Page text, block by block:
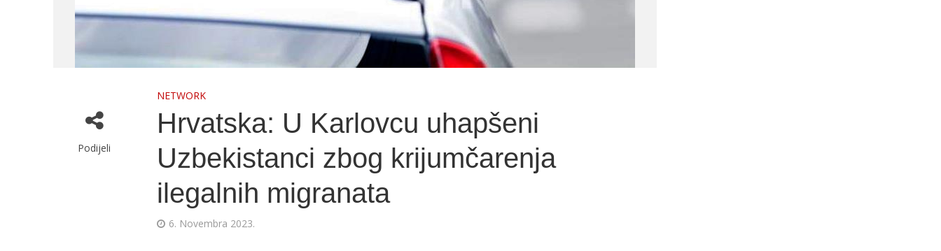
Podijeli
NETWORK
Hrvatska: U Karlovcu uhapšeni
Uzbekistanci zbog krijumčarenja
ilegalnih migranata
6. Novembra 2023.